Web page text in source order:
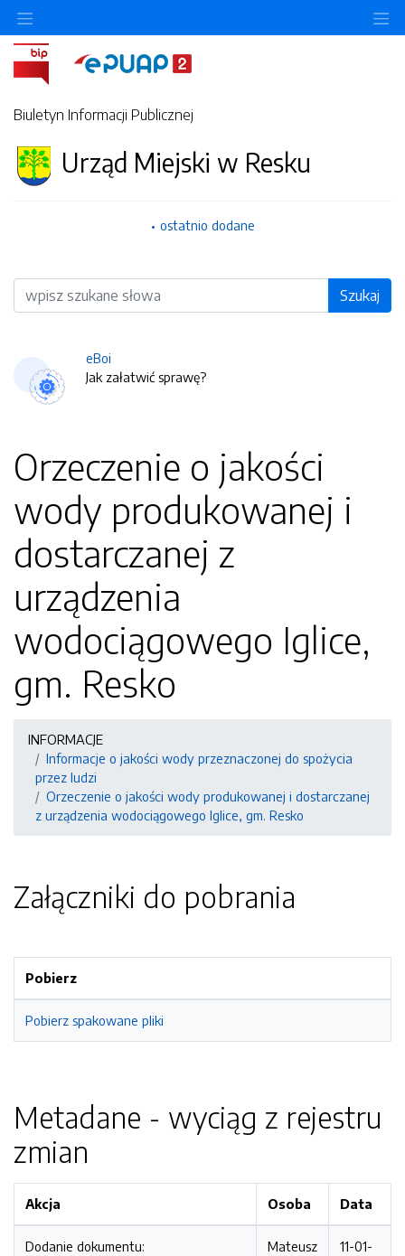
Biuletyn Informacji Publicznej
Urząd Miejski w Resku
ostatnio dodane
Wyszukiwarka Szukaj
eBoi
Jak załatwić sprawę?
Orzeczenie o jakości
wody produkowanej i
dostarczanej z
urządzenia
wodociągowego Iglice,
gm. Resko
INFORMACJE
Informacje o jakości wody przeznaczonej do spożycia
przez ludzi
Orzeczenie o jakości wody produkowanej i dostarczanej
z urządzenia wodociągowego Iglice, gm. Resko
Załączniki do pobrania
Pobierz
Pobierz spakowane pliki
Metadane - wyciąg z rejestru
zmian
Akcja Osoba Data
Dodanie dokumentu:
Mateusz
11-01-